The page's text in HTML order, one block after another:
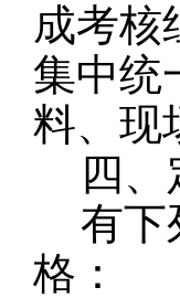
成考核
集中统
料、现
四
有下
格：